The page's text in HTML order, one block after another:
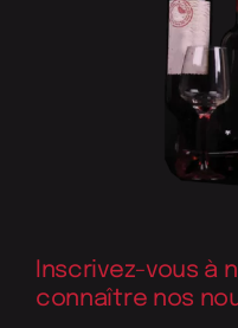
Inscrivez-vous à
connaître nos